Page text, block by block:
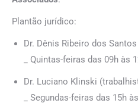
Plantão jurídico:
Dr. Dênis Ribeiro dos
_ Quintas-feiras das 09h às
Dr. Luciano Klinski
_ Segundas-feiras das 15h